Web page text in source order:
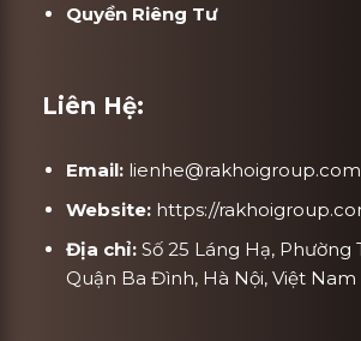
Quyền Riêng Tư
Liên Hệ:
Email: lienhe@rakhoigroup.com
Website: https://
Địa chỉ: Số 25 Láng Hạ, Phường
Quận Ba Đình, Hà Nội, Việt Nam